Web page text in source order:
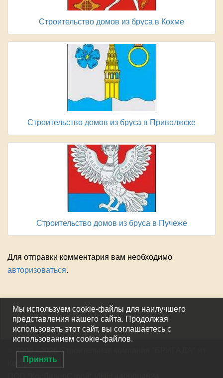
Строительство домов из бруса в Кохме
Строительство домов из бруса в Приволжске
Строительство домов из бруса в Пучеже
Для отправки комментария вам необходимо
авторизоваться.
© 2006 - 2026 Строительная компания "БРИГАДА"
Костромы
Мы используем cookie-файлы для наилучшего
представления нашего сайта. Продолжая
использовать этот сайт, вы соглашаетесь с
использованием cookie-файлов.
Принять